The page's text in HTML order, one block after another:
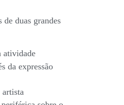
duas grandes
atividade
da expressão
artista